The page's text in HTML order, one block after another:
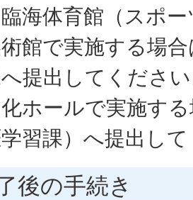
海体育館（スポ
館で実施する場
提出してくださ
ホールで実施す
学習課）へ提出し
後の手続き